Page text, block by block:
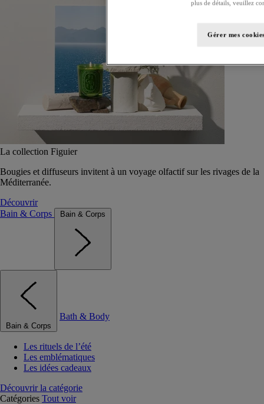
La collection Figuier
Bougies et diffuseurs invitent à un voyage olfactif sur les rivages de la
Méditerranée.
Découvrir
Bain & Corps
Bain & Corps
Bain & Corps
Bath & Body
Les rituels de l’été
Les emblématiques
Les idées cadeaux
Découvrir la catégorie
Catégories Tout voir
plus de détails, veuillez
Gérer mes